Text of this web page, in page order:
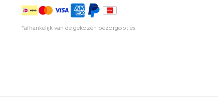
*afhankelijk van de gekozen bezorgopties